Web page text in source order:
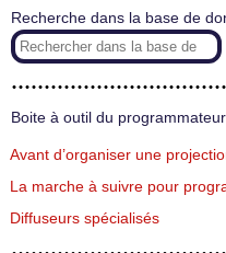
Recherche dans la base de
Boite à outil du
Avant d’organiser une
La marche à suivre pour
Diffuseurs spécialisés